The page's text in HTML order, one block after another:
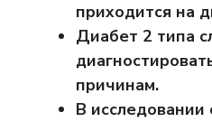
приходится на
Диабет 2 типа
причинам.
В исследовании